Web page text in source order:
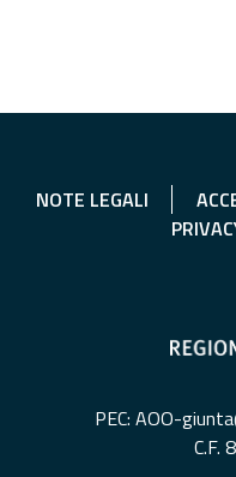
NOTE LEGALI
PEC: AOO-
C.F.